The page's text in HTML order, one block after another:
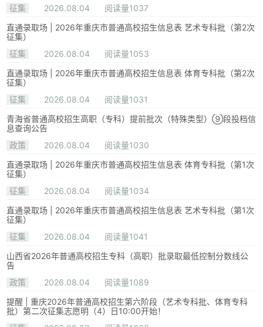
征集 2026.08.04
阅读量1037
直通录取场 | 2026年重庆市普通高校招生信息表 艺术专科批（第2次
征集）
征集
2026.08.04
阅读量1053
直通录取场 | 2026年重庆市普通高校招生信息表 体育专科批（第2次
征集）
征集
2026.08.04
阅读量1031
青海省普通高校招生高职（专科）提前批次（特殊类型）⑨段投档信
息查询公告
政策
2026.08.04
阅读量1030
直通录取场 | 2026年重庆市普通高校招生信息表 体育专科批（第1次
征集）
征集
2026.08.04
阅读量1034
直通录取场 | 2026年重庆市普通高校招生信息表 艺术专科批（第1次
征集）
征集
2026.08.04
阅读量1041
山西省2026年普通高校招生专科（高职）批录取最低控制分数线公
告
政策
2026.08.04
阅读量1089
提醒 | 重庆2026年普通高校招生第六阶段（艺术专科批、体育专科
批）第二次征集志愿明（4）日10:00开始！